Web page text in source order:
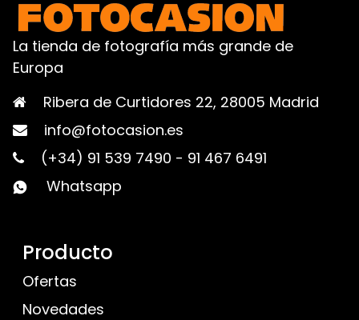
La tienda de fotografía más grande de
Europa
Ribera de Curtidores 22, 28005 Madrid
info@fotocasion.es
(+34) 91 539 7490 - 91 467 6491
Whatsapp
Producto
Ofertas
Novedades